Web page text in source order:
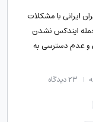
ایرانی با مشکلات
ایندکس نشدن
عدم دسترسی به
۲۳دیدگاه